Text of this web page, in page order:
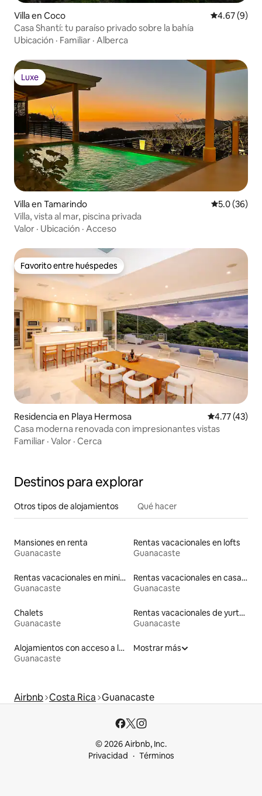
Villa en Coco Calificación
4.67 (9)
Casa Shantí: tu paraíso privado sobre la bahía
Ubicación · Familiar · Alberca
Luxe
Luxe
Villa en Tamarindo Calificación
5.0 (36)
Villa, vista al mar, piscina privada
Valor · Ubicación · Acceso
Favorito entre huéspedes
Favorito entre huéspedes
Residencia en Playa Hermosa Calificación
4.77 (43)
Casa moderna renovada con impresionantes vistas
Familiar · Valor · Cerca
Destinos para explorar
Otros tipos de alojamientos Qué hacer
Mansiones en renta
Guanacaste
Rentas vacacionales en lofts
Guanacaste
Rentas vacacionales en minicasas
Guanacaste
Rentas vacacionales en casas rodantes
Guanacaste
Chalets
Guanacaste
Rentas vacacionales de yurtas con jacuzzi
Guanacaste
Alojamientos con acceso a la playa
Guanacaste
Mostrar más
Airbnb Costa Rica Guanacaste
© 2026 Airbnb, Inc.
Privacidad
Términos